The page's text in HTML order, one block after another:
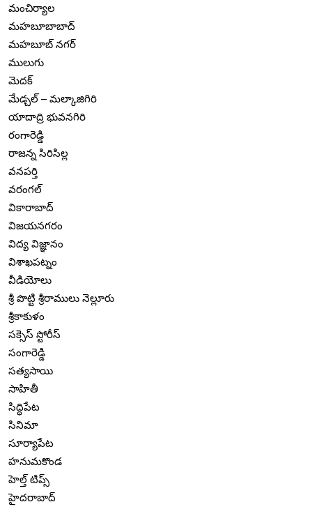
మంచిర్యాల
మహబూబాబాద్
మహబూబ్ నగర్
ములుగు
మెదక్
మేడ్చల్ – మల్కాజిగిరి
యాదాద్రి భువనగిరి
రంగారెడ్డి
రాజన్న సిరిసిల్ల
వనపర్తి
వరంగల్
వికారాబాద్
విజయనగరం
విద్య విజ్ఞానం
విశాఖపట్నం
వీడియోలు
శ్రీ పొట్టి శ్రీరాములు నెల్లూరు
శ్రీకాకుళం
సక్సెస్ స్టోరీస్
సంగారెడ్డి
సత్యసాయి
సాహితీ
సిద్ధిపేట
సినిమా
సూర్యాపేట
హనుమకొండ
హెల్త్ టిప్స్
హైదరాబాద్